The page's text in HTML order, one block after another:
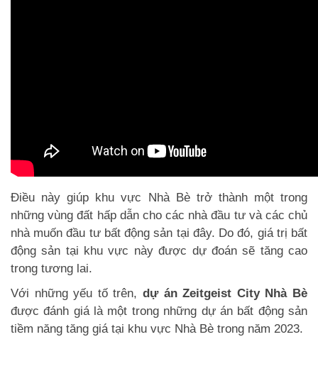
Điều này giúp khu vực Nhà Bè trở thành một trong
những vùng đất hấp dẫn cho các nhà đầu tư và các chủ
nhà muốn đầu tư bất động sản tại đây. Do đó, giá trị bất
động sản tại khu vực này được dự đoán sẽ tăng cao
trong tương lai.
Với những yếu tố trên, dự án Zeitgeist City Nhà Bè
được đánh giá là một trong những dự án bất động sản
tiềm năng tăng giá tại khu vực Nhà Bè trong năm 2023.